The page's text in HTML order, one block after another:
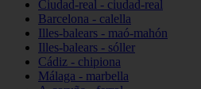
Ciudad-real - ciudad-real
Barcelona - calella
Illes-balears - maó-mahón
Illes-balears - sóller
Cádiz - chipiona
Málaga - marbella